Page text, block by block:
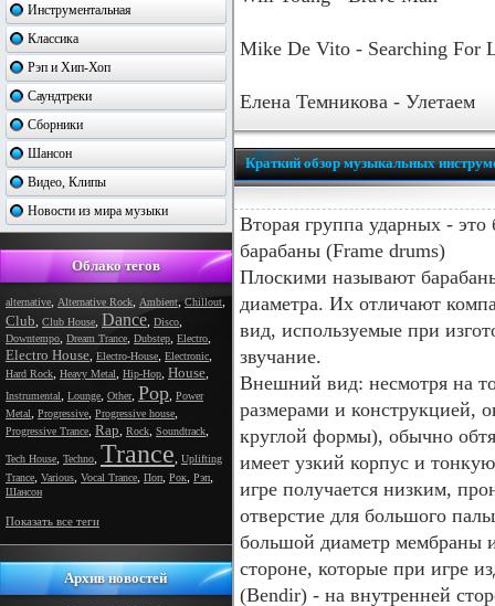
Инструментальная
Классика
Рэп и Хип-Хоп
Саундтреки
Сборники
Шансон
Видео, Клипы
Новости из мира музыки
Облако тегов
alternative, Alternative Rock, Ambient, Chillout,
Club, Club House, Dance, Disco,
Downtempo, Dream Trance, Dubstep, Electro,
Electro House, Electro-House, Electronic,
Hard Rock, Heavy Metal, Hip-Hop, House,
Instrumental, Lounge, Other, Pop, Power
Metal, Progressive, Progressive house,
Progressive Trance, Rap, Rock, Soundtrack,
Tech House, Techno, Trance, Uplifting
Trance, Various, Vocal Trance, Поп, Рок, Рэп,
Шансон
Показать все теги
Архив новостей
Mike De Vito - Searching For
Елена Темникова - Улетаем
Краткий обзор музыкальных
Вторая группа ударных -
барабаны (Frame drums)
Плоскими называют
диаметра. Их отличают
вид, используемые при
звучание.
Внешний вид: несмотря на
размерами и конструкцией,
круглой формы), обычно
имеет узкий корпус и
игре получается низким,
отверстие для большого
большой диаметр мембраны
стороне, которые при игре
(Bendir) - на внутренней